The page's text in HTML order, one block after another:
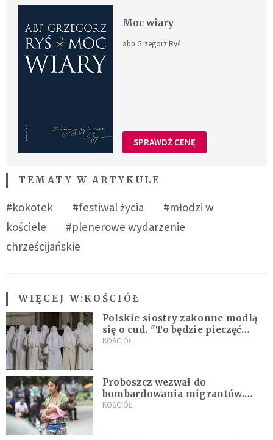
Moc wiary
abp Grzegorz Ryś
SPRAWDŹ CENĘ
TEMATY W ARTYKULE
#kokotek #festiwal życia
#młodzi w
kościele
#plenerowe wydarzenie
chrześcijańskie
WIĘCEJ W:KOŚCIÓŁ
Polskie siostry zakonne modlą
się o cud. "To będzie pieczęć
Pana Boga dla naszej wiary"
KOŚCIÓŁ
Proboszcz wezwał do
bombardowania migrantów.
"Masowy ogień przeciwko
KOŚCIÓŁ